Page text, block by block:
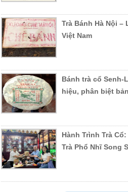
Trà Bánh Hà Nội –
Việt Nam
Bánh trà cổ
hiệu, phân biệt
Hành Trình Trà
Trà Phổ Nhĩ Song